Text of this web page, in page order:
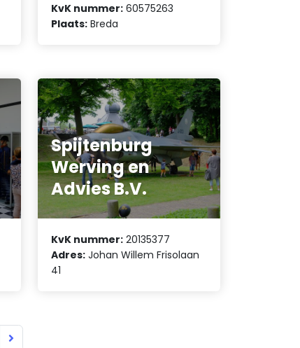
KvK nummer: 60575263
Plaats: Breda
Spijtenburg
Werving en
Advies B.V.
KvK nummer: 20135377
Adres: Johan Willem Frisolaan
41